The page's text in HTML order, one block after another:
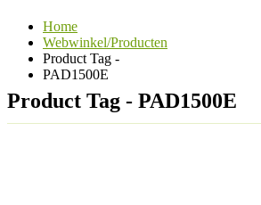
Home
Webwinkel/Producten
Product Tag -
PAD1500E
Product Tag - PAD1500E